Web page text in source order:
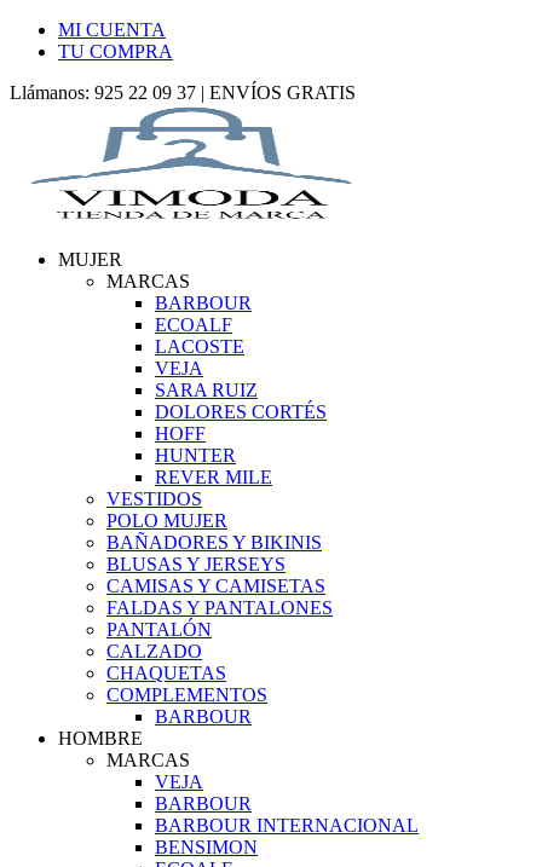
MI CUENTA
TU COMPRA
Llámanos: 925 22 09 37 | ENVÍOS GRATIS
MUJER
MARCAS
BARBOUR
ECOALF
LACOSTE
VEJA
SARA RUIZ
DOLORES CORTÉS
HOFF
HUNTER
REVER MILE
VESTIDOS
POLO MUJER
BAÑADORES Y BIKINIS
BLUSAS Y JERSEYS
CAMISAS Y CAMISETAS
FALDAS Y PANTALONES
PANTALÓN
CALZADO
CHAQUETAS
COMPLEMENTOS
BARBOUR
HOMBRE
MARCAS
VEJA
BARBOUR
BARBOUR INTERNACIONAL
BENSIMON